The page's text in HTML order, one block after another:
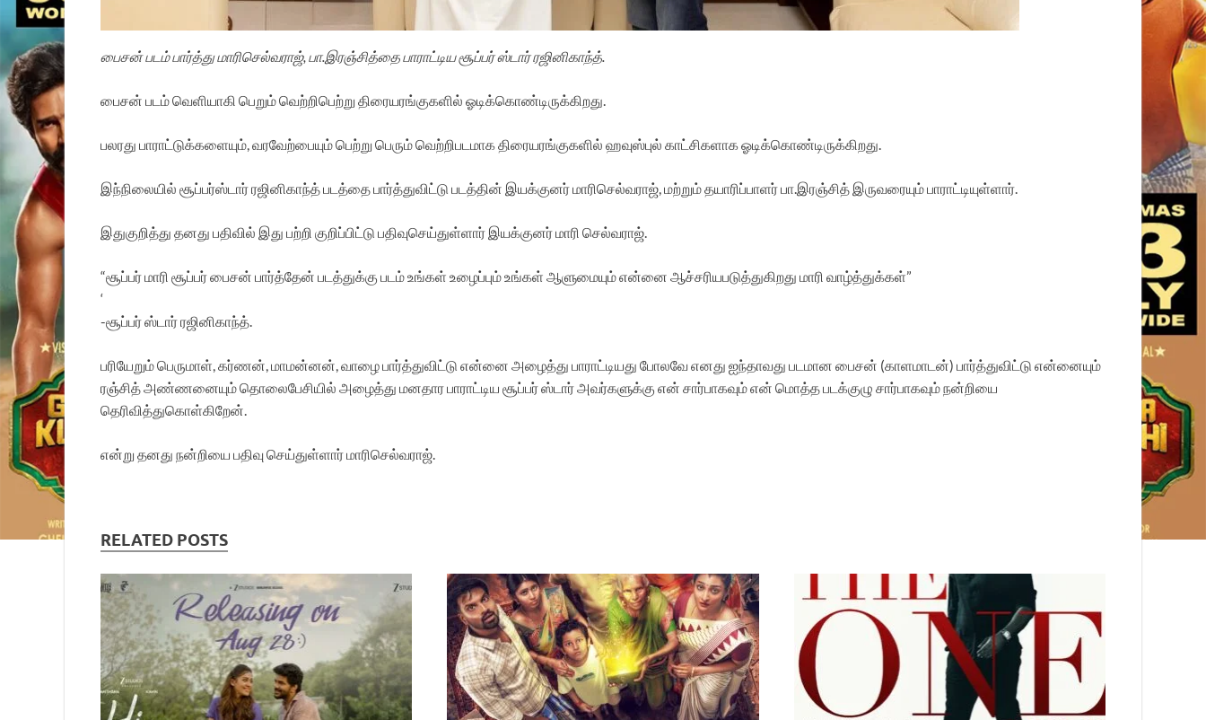
பைசன் படம் பார்த்து மாரிசெல்வராஜ், பா.இரஞ்சித்தை பாராட்டிய சூப்பர் ஸ்டார் ரஜினிகாந்த்.
பைசன் படம் வெளியாகி பெறும் வெற்றிபெற்று திரையரங்குகளில் ஓடிக்கொண்டிருக்கிறது.
பலரது பாராட்டுக்களையும், வரவேற்பையும் பெற்று பெரும் வெற்றிபடமாக திரையரங்குகளில் ஹவுஸ்புல் காட்சிகளாக ஓடிக்கொண்டிருக்கிறது.
இந்நிலையில் சூப்பர்ஸ்டார் ரஜினிகாந்த் படத்தை பார்த்துவிட்டு படத்தின் இயக்குனர் மாரிசெல்வராஜ், மற்றும் தயாரிப்பாளர் பா.இரஞ்சித் இருவரையும் பாராட்டியுள்ளார்.
இதுகுறித்து தனது பதிவில் இது பற்றி குறிப்பிட்டு பதிவுசெய்துள்ளார் இயக்குனர் மாரி செல்வராஜ்.
“சூப்பர் மாரி சூப்பர் பைசன் பார்த்தேன் படத்துக்கு படம் உங்கள் உழைப்பும் உங்கள் ஆளுமையும் என்னை ஆச்சரியபடுத்துகிறது மாரி வாழ்த்துக்கள்”
‘
-சூப்பர் ஸ்டார் ரஜினிகாந்த்.
பரியேறும் பெருமாள், கர்ணன், மாமன்னன், வாழை பார்த்துவிட்டு என்னை அழைத்து பாராட்டியது போலவே எனது ஐந்தாவது படமான பைசன் (காளமாடன்) பார்த்துவிட்டு என்னையும்
ரஞ்சித் அண்ணனையும் தொலைபேசியில் அழைத்து மனதார பாராட்டிய சூப்பர் ஸ்டார் அவர்களுக்கு என் சார்பாகவும் என் மொத்த படக்குழு சார்பாகவும் நன்றியை
தெரிவித்துகொள்கிறேன்.
என்று தனது நன்றியை பதிவு செய்துள்ளார் மாரிசெல்வராஜ்.
RELATED POSTS